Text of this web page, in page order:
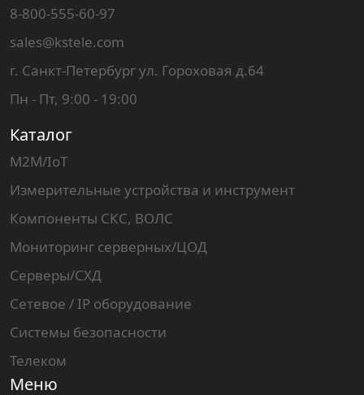
Каталог
M2M/IoT
Измерительные устройства и инструмент
Компоненты СКС, ВОЛС
Мониторинг серверных/ЦОД
Серверы/СХД
Сетевое / IP оборудование
Системы безопасности
Телеком
Меню
8-800-555-60-97
sales@kstele.com
г. Санкт-Петербург ул. Гороховая д.64
Пн - Пт, 9:00 - 19:00